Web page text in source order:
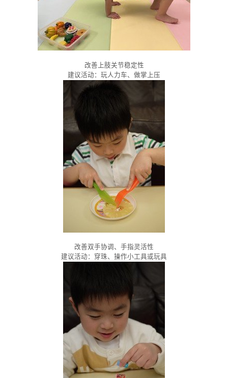
改善上肢关节稳定性
建议活动：玩人力车、做掌上压
改善双手协调、手指灵活性
建议活动：穿珠、操作小工具或玩具